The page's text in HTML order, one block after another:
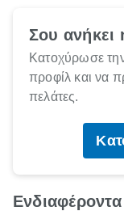
Σου ανήκει
Κατοχύρωσε
προφίλ και να
πελάτες.